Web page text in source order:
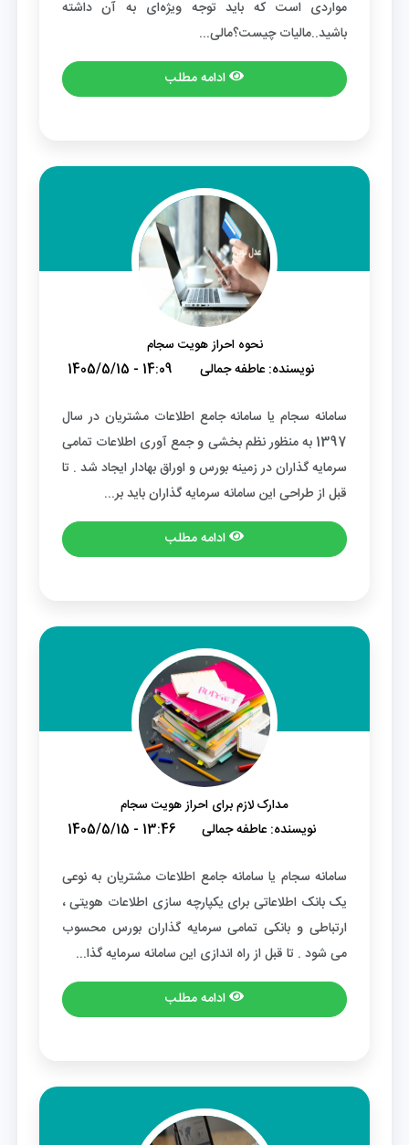
مواردی است که باید توجه ویژه‌ای به آن داشته
باشید..مالیات چیست؟مالی...
ادامه مطلب
نحوه احراز هویت سجام
1405/5/15 - 14:09 نویسنده:عاطفه جمالی
سامانه سجام یا سامانه جامع اطلاعات مشتریان در سال
1397 به منظور نظم بخشی و جمع آوری اطلاعات تمامی
سرمایه گذاران در زمینه بورس و اوراق بهادار ایجاد شد . تا
قبل از طراحی این سامانه سرمایه گذاران باید بر...
ادامه مطلب
مدارک لازم برای احراز هویت سجام
1405/5/15 - 13:46 نویسنده:عاطفه جمالی
سامانه سجام یا سامانه جامع اطلاعات مشتریان به نوعی
یک بانک اطلاعاتی برای یکپارچه سازی اطلاعات هویتی ،
ارتباطی و بانکی تمامی سرمایه گذاران بورس محسوب
می شود . تا قبل از راه اندازی این سامانه سرمایه گذا...
ادامه مطلب